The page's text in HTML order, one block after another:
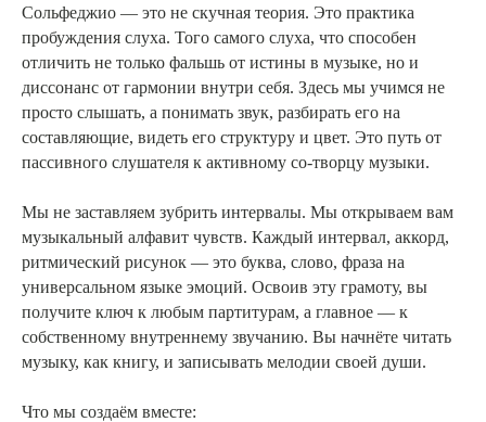
Сольфеджио — это не скучная теория. Это практика
пробуждения слуха. Того самого слуха, что способен
отличить не только фальшь от истины в музыке, но и
диссонанс от гармонии внутри себя. Здесь мы учимся не
просто слышать, а понимать звук, разбирать его на
составляющие, видеть его структуру и цвет. Это путь от
пассивного слушателя к активному со-творцу музыки.
Мы не заставляем зубрить интервалы. Мы открываем вам
музыкальный алфавит чувств. Каждый интервал, аккорд,
ритмический рисунок — это буква, слово, фраза на
универсальном языке эмоций. Освоив эту грамоту, вы
получите ключ к любым партитурам, а главное — к
собственному внутреннему звучанию. Вы начнёте читать
музыку, как книгу, и записывать мелодии своей души.
Что мы создаём вместе: